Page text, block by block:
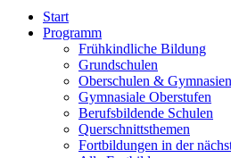
Start
Programm
Frühkindliche Bildung
Grundschulen
Oberschulen & Gymnasien
Gymnasiale Oberstufen
Berufsbildende Schulen
Querschnittsthemen
Fortbildungen in der